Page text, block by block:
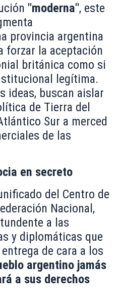
"moderna", este
provincia argentina
forzar la aceptación
británica como si
legítima.
ideas, buscan aislar
de Tierra del
Sur a merced
de las
en secreto
del Centro de
Nacional,
a las
y diplomáticas que
de cara a los
argentino jamás
a sus derechos